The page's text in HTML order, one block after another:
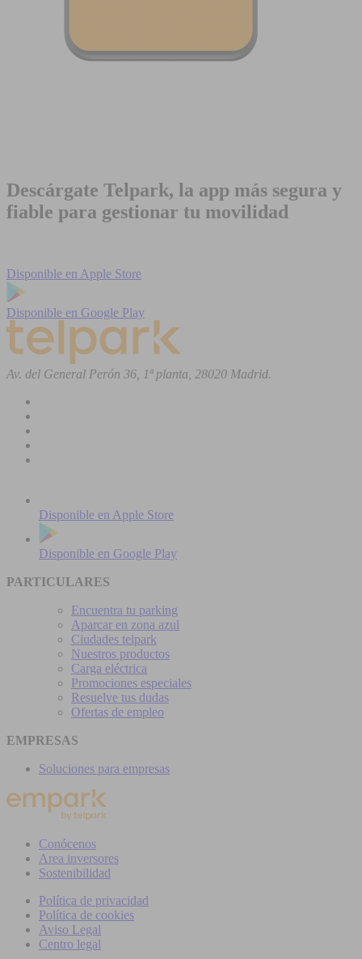
Descárgate Telpark, la app más segura y
fiable para gestionar tu movilidad
Disponible en Apple Store
Disponible en Google Play
Av. del General Perón 36, 1ª planta, 28020 Madrid.
Disponible en Apple Store
Disponible en Google Play
PARTICULARES
Encuentra tu parking
Aparcar en zona azul
Ciudades telpark
Nuestros productos
Carga eléctrica
Promociones especiales
Resuelve tus dudas
Ofertas de empleo
EMPRESAS
Soluciones para empresas
Conócenos
Area inversores
Sostenibilidad
Política de privacidad
Política de cookies
Aviso Legal
Centro legal